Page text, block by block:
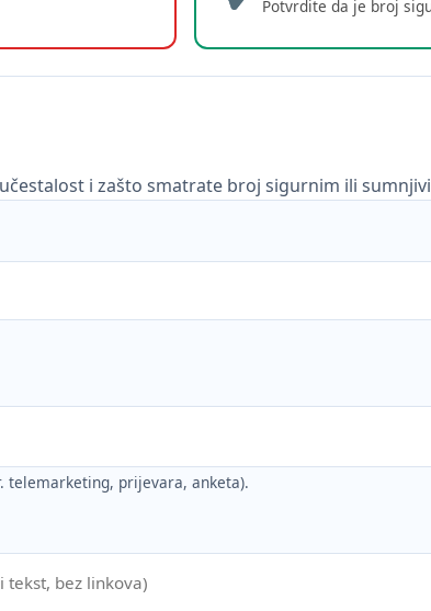
Potvrdite da je broj
i zašto smatrate broj sigurnim ili
telemarketing, prijevara, anketa).